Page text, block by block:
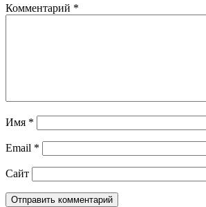
Комментарий *
Имя *
Email *
Сайт